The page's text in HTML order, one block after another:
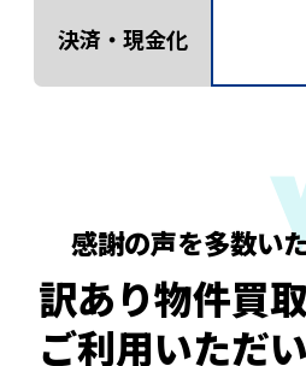
決済・現金化
感謝の声を多数い
訳あり物件買
ご利用いただ